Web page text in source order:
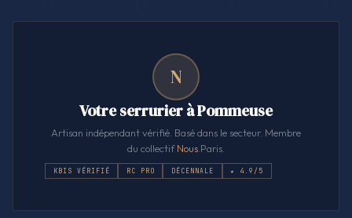
N
Votre serrurier à Pommeuse
Artisan indépendant vérifié. Basé dans le secteur. Membre
du collectifNous .Paris.
KBIS VÉRIFIÉ RC PRO DÉCENNALE ★ 4.9/5